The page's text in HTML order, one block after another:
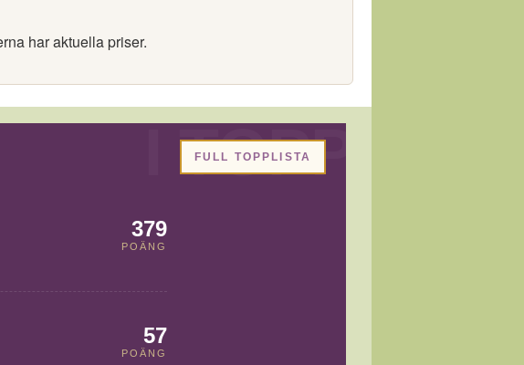
har aktuella priser.
379
POÄNG
57
POÄNG
FULL TOPPLISTA